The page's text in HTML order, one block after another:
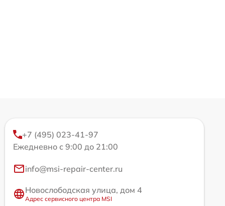
+7 (495) 023-41-97
Ежедневно с 9:00 до 21:00
info@msi-repair-center.ru
Новослободская улица, дом 4
Адрес сервисного центра MSI